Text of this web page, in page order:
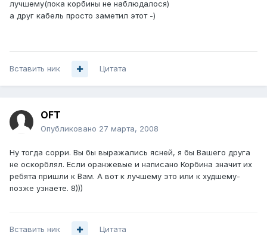
лучшему(пока корбины не наблюдалося)
а друг кабель просто заметил этот -)
Вставить ник Цитата
OFT
Опубликовано 27 марта, 2008
Ну тогда сорри. Вы бы выражались ясней, я бы Вашего друга
не оскорблял. Если оранжевые и написано Корбина значит их
ребята пришли к Вам. А вот к лучшему это или к худшему-
позже узнаете. 8)))
Вставить ник Цитата